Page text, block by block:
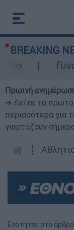
BREAKING
Γυναίκα
Πρωινή
➔ Δείτε τα
περισσότερα για
γιορτάζουν
┋
Ενότητες στο